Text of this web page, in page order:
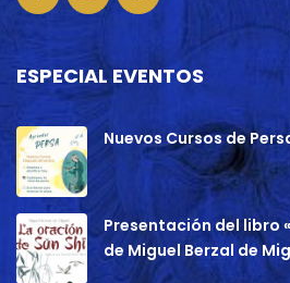
ESPECIAL EVENTOS
Nuevos Cursos de
Presentación del libro
de Miguel Berzal de